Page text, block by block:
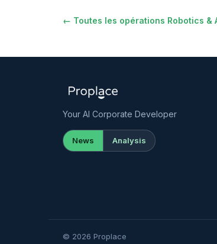
← Toutes les opérations Robotics &
Your AI Corporate Developer
News Analysis
© 2026 Proplace